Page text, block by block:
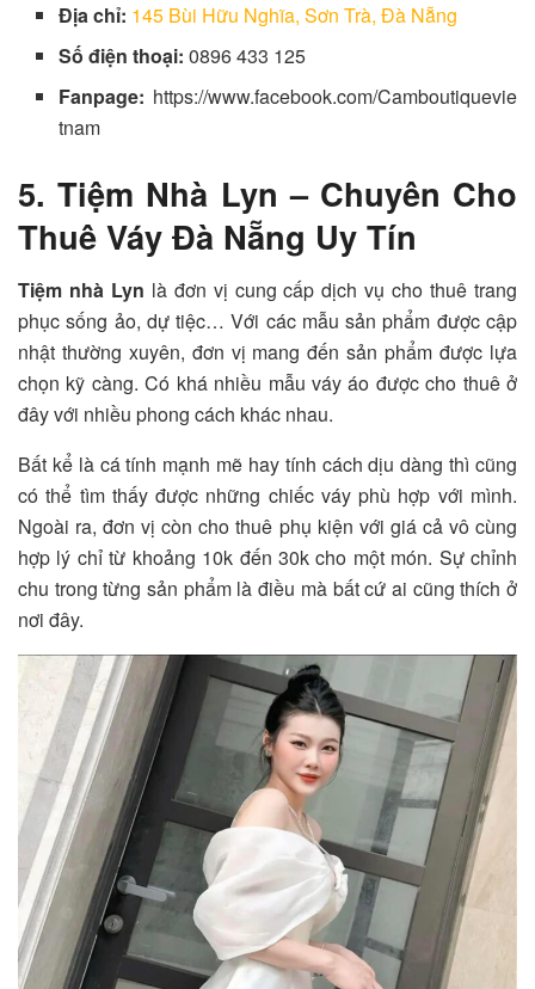
Địa chỉ: 145 Bùi Hữu Nghĩa, Sơn Trà, Đà Nẵng
Số điện thoại:0896 433 125
Fanpage: https://www.facebook.com/Camboutiquevie
tnam
5. Tiệm Nhà Lyn – Chuyên Cho
Thuê Váy Đà Nẵng Uy Tín
Tiệm nhà Lyn là đơn vị cung cấp dịch vụ cho thuê trang
phục sống ảo, dự tiệc… Với các mẫu sản phẩm được cập
nhật thường xuyên, đơn vị mang đến sản phẩm được lựa
chọn kỹ càng. Có khá nhiều mẫu váy áo được cho thuê ở
đây với nhiều phong cách khác nhau.
Bất kể là cá tính mạnh mẽ hay tính cách dịu dàng thì cũng
có thể tìm thấy được những chiếc váy phù hợp với mình.
Ngoài ra, đơn vị còn cho thuê phụ kiện với giá cả vô cùng
hợp lý chỉ từ khoảng 10k đến 30k cho một món. Sự chỉnh
chu trong từng sản phẩm là điều mà bất cứ ai cũng thích ở
nơi đây.